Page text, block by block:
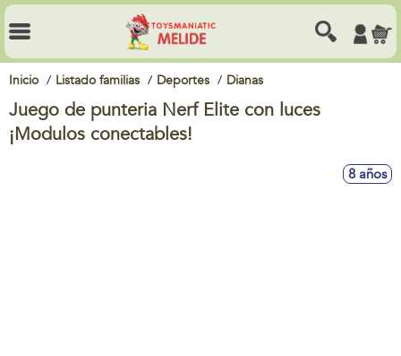
Inicio Listado familias Deportes Dianas
Juego de punteria Nerf Elite con luces
¡Modulos conectables!
8 años